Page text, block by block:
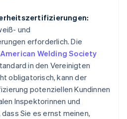
und
erforderlich. Die
Welding Society
in den Vereinigten
obligatorisch, kann der
potenziellen Kundinnen
Inspektorinnen und
Sie es ernst meinen,